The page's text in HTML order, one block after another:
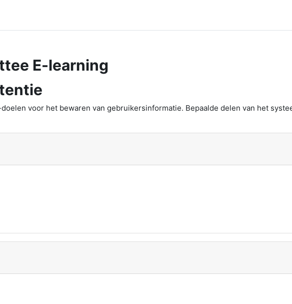
E-learning
voor het bewaren van gebruikersinformatie. Bepaalde delen van het